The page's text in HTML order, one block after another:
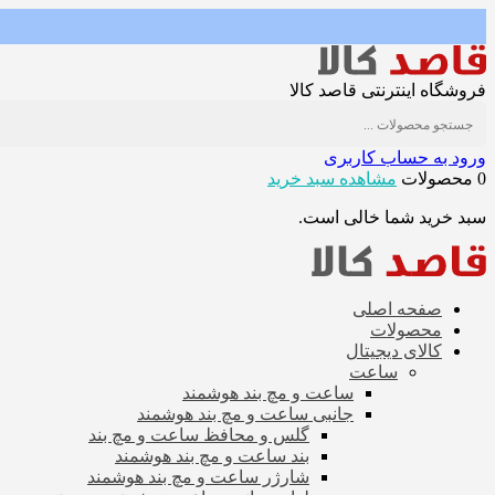
فروشگاه اینترنتی قاصد کالا
ورود به حساب کاربری
0 محصولات
مشاهده سبد خرید
سبد خرید شما خالی است.
صفحه اصلی
محصولات
کالای دیجیتال
ساعت
ساعت و مچ بند هوشمند
جانبی ساعت و مچ بند هوشمند
گلس و محافظ ساعت و مچ بند
بند ساعت و مچ بند هوشمند
شارژر ساعت و مچ بند هوشمند